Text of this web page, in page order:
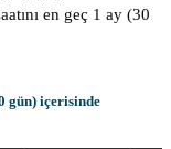
en geç 1 ay (30
gün) içerisinde